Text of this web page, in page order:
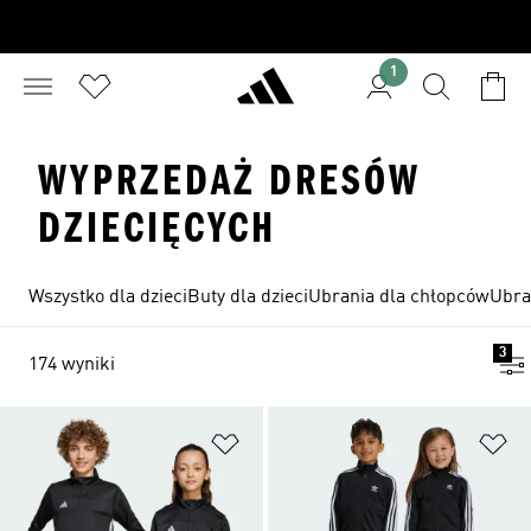
1
WYPRZEDAŻ DRESÓW
DZIECIĘCYCH
Wszystko dla dzieciButy dla dzieciUbrania dla chłopców
174 wyniki
3
Dodaj do listy życzeń